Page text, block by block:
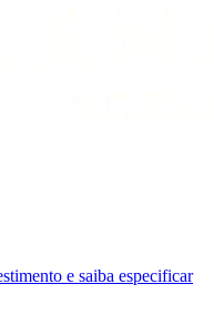
e saiba especificar